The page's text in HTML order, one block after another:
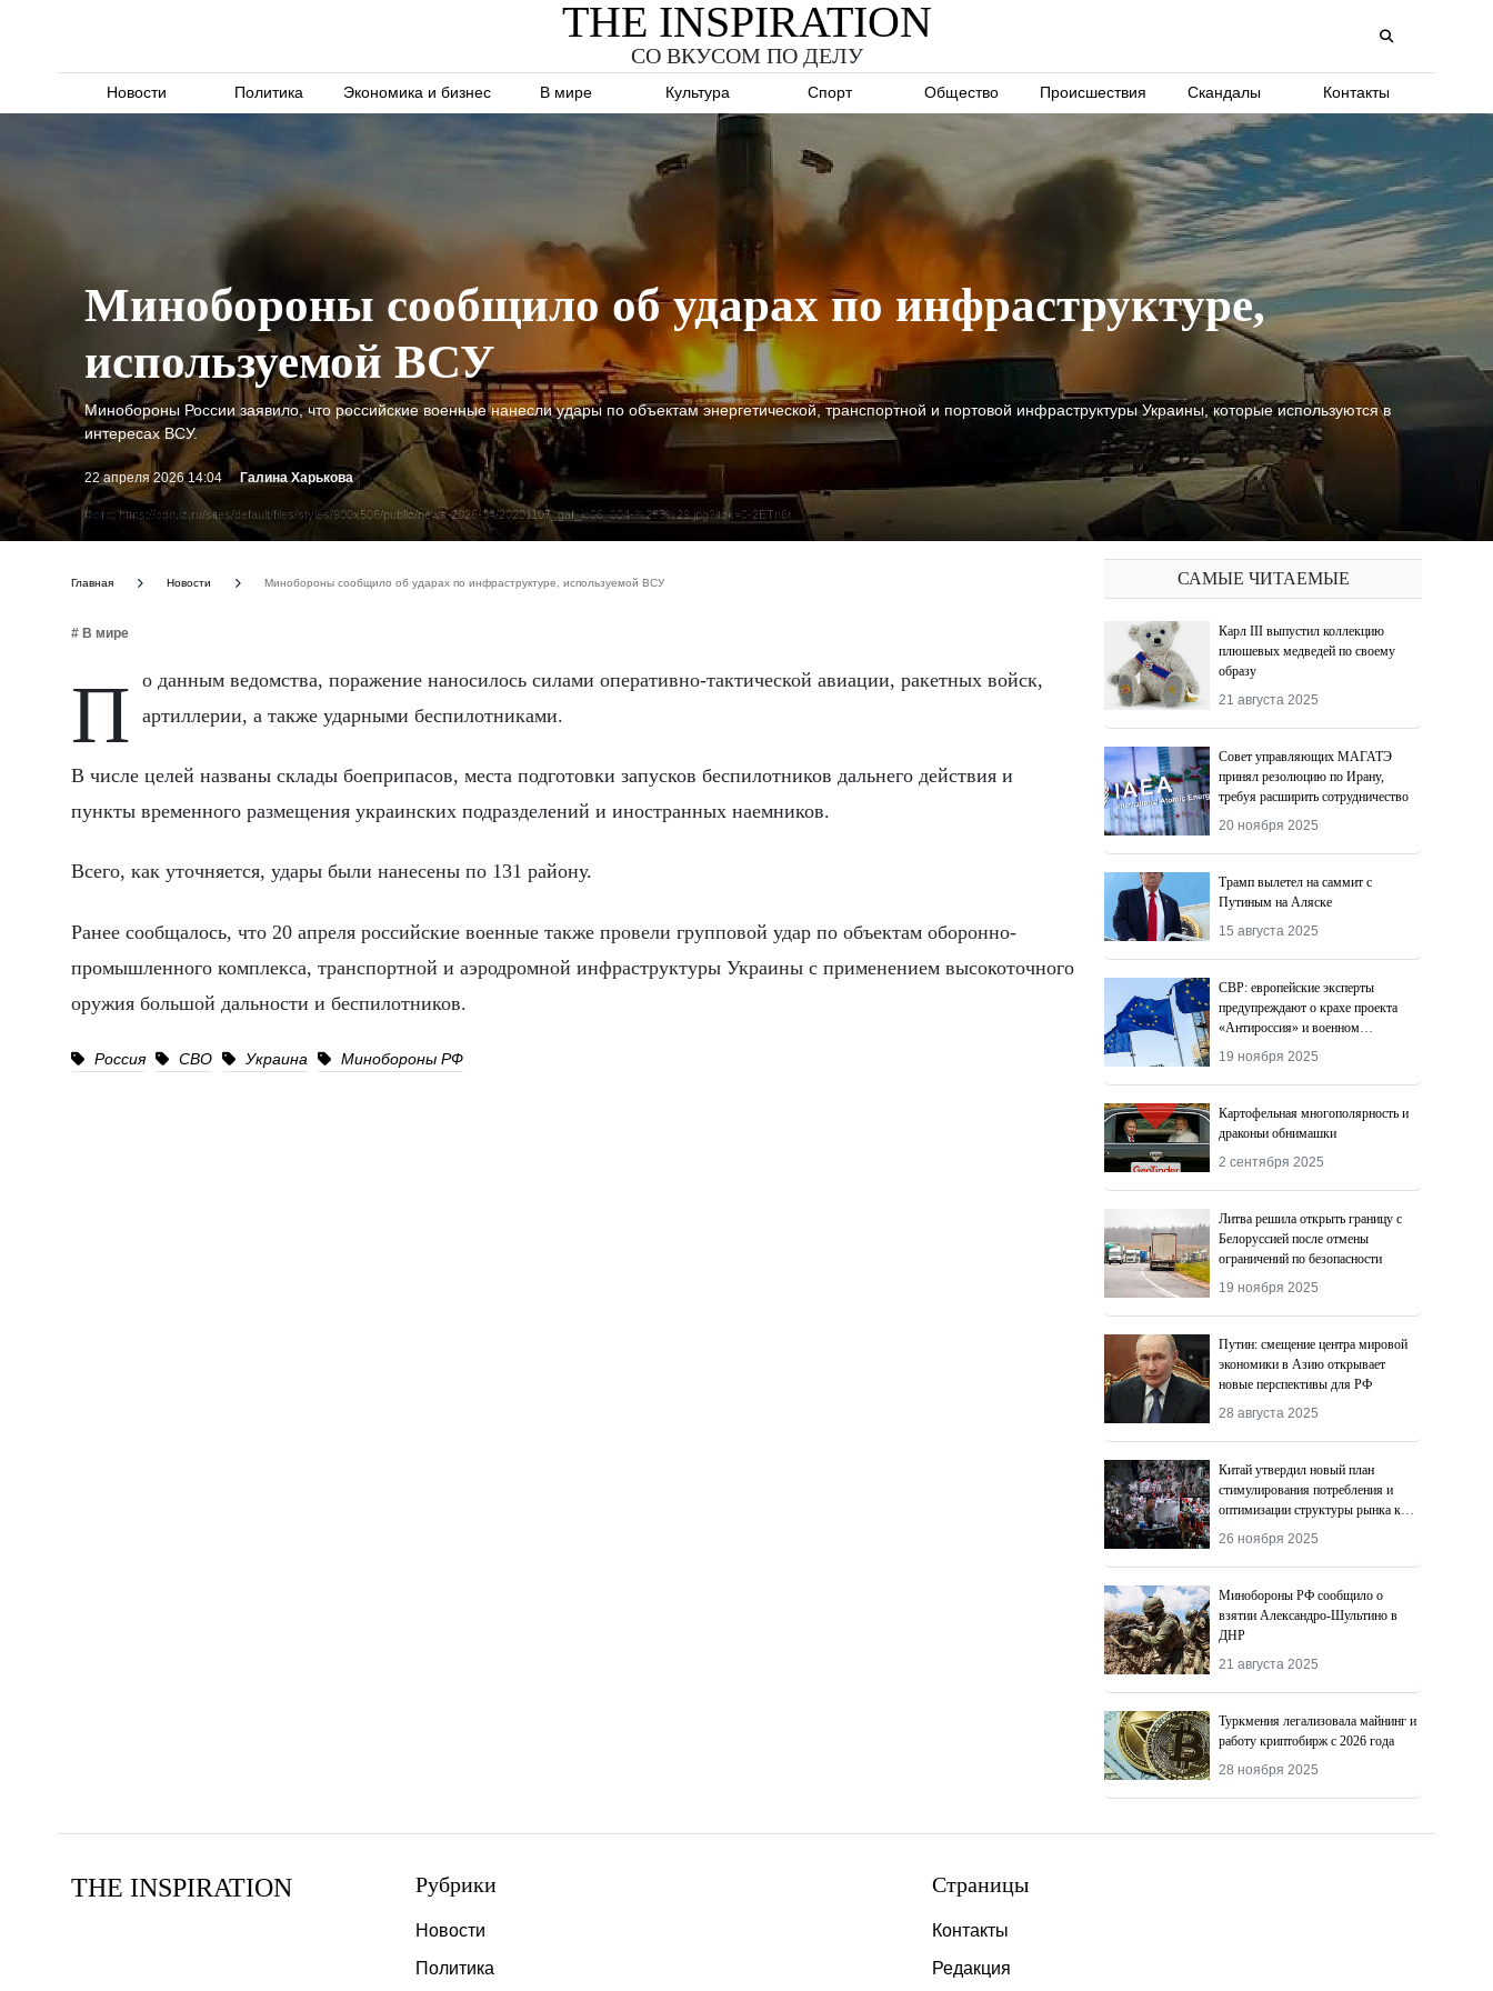
THE INSPIRATION
СО ВКУСОМ ПО ДЕЛУ
Новости Политика Экономика и бизнес В мире Культура Спорт Общество Происшествия Скандалы Контакты
Фото: https://cdn.iz.ru/sites/default/files/styles/900x506/public/news-2026-04/20201107_gaf_ic06_004-%283%29.jpg?itok=0-2ETn6r
Минобороны сообщило об ударах по инфраструктуре,
используемой ВСУ
Минобороны России заявило, что российские военные нанесли удары по объектам энергетической, транспортной и портовой инфраструктуры Украины, которые используются в
интересах ВСУ.
22 апреля 2026 14:04 Галина Харькова
Главная Новости Минобороны сообщило об ударах по инфраструктуре, используемой ВСУ
# В мире
По данным ведомства, поражение наносилось силами оперативно-тактической авиации, ракетных войск, артиллерии, а также ударными беспилотниками.
В числе целей названы склады боеприпасов, места подготовки запусков беспилотников дальнего действия и
пункты временного размещения украинских подразделений и иностранных наемников.
Всего, как уточняется, удары были нанесены по 131 району.
Ранее сообщалось, что 20 апреля российские военные также провели групповой удар по объектам оборонно-
промышленного комплекса, транспортной и аэродромной инфраструктуры Украины с применением высокоточного
оружия большой дальности и беспилотников.
Россия СВО Украина Минобороны РФ
САМЫЕ ЧИТАЕМЫЕ
Карл III выпустил коллекцию
плюшевых медведей по своему
образу
21 августа 2025
Совет управляющих МАГАТЭ
принял резолюцию по Ирану,
требуя расширить сотрудничество
20 ноября 2025
Трамп вылетел на саммит с
Путиным на Аляске
15 августа 2025
СВР: европейские эксперты
предупреждают о крахе проекта
«Антироссия» и военном
поражении Киева
19 ноября 2025
Картофельная многополярность и
драконьи обнимашки
2 сентября 2025
Литва решила открыть границу с
Белоруссией после отмены
ограничений по безопасности
19 ноября 2025
Путин: смещение центра мировой
экономики в Азию открывает
новые перспективы для РФ
28 августа 2025
Китай утвердил новый план
стимулирования потребления и
оптимизации структуры рынка к
2027 году
26 ноября 2025
Минобороны РФ сообщило о
взятии Александро-Шультино в
ДНР
21 августа 2025
Туркмения легализовала майнинг и
работу криптобирж с 2026 года
28 ноября 2025
THE INSPIRATION Рубрики
Новости
Политика
Страницы
Контакты
Редакция